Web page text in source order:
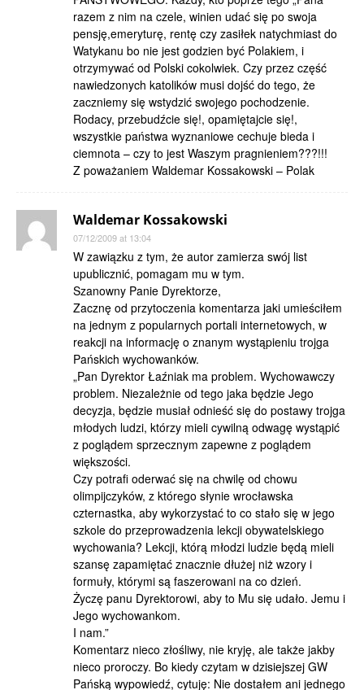
razem z nim na czele, winien udać się po swoja
pensję,emeryturę, rentę czy zasiłek natychmiast do
Watykanu bo nie jest godzien być Polakiem, i
otrzymywać od Polski cokolwiek. Czy przez część
nawiedzonych katolików musi dojść do tego, że
zaczniemy się wstydzić swojego pochodzenie.
Rodacy, przebudźcie się!, opamiętajcie się!,
wszystkie państwa wyznaniowe cechuje bieda i
ciemnota – czy to jest Waszym pragnieniem???!!!
Z poważaniem Waldemar Kossakowski – Polak
Waldemar Kossakowski
07/12/2009 at 13:04
W zawiązku z tym, że autor zamierza swój list
upublicznić, pomagam mu w tym.
Szanowny Panie Dyrektorze,
Zacznę od przytoczenia komentarza jaki umieściłem
na jednym z popularnych portali internetowych, w
reakcji na informację o znanym wystąpieniu trojga
Pańskich wychowanków.
„Pan Dyrektor Łaźniak ma problem. Wychowawczy
problem. Niezależnie od tego jaka będzie Jego
decyzja, będzie musiał odnieść się do postawy trojga
młodych ludzi, którzy mieli cywilną odwagę wystąpić
z poglądem sprzecznym zapewne z poglądem
większości.
Czy potrafi oderwać się na chwilę od chowu
olimpijczyków, z którego słynie wrocławska
czternastka, aby wykorzystać to co stało się w jego
szkole do przeprowadzenia lekcji obywatelskiego
wychowania? Lekcji, którą młodzi ludzie będą mieli
szansę zapamiętać znacznie dłużej niż wzory i
formuły, którymi są faszerowani na co dzień.
Życzę panu Dyrektorowi, aby to Mu się udało. Jemu i
Jego wychowankom.
I nam.”
Komentarz nieco złośliwy, nie kryję, ale także jakby
nieco proroczy. Bo kiedy czytam w dzisiejszej GW
Pańską wypowiedź, cytuję: Nie dostałem ani jednego